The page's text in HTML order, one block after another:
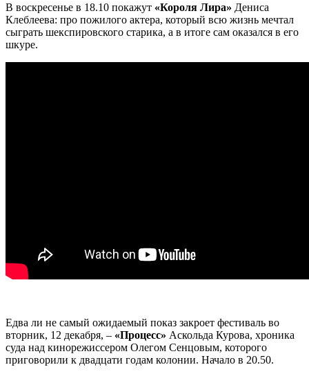
В воскресенье в 18.10 покажут «Короля Лира» Дениса
Клеблеева: про пожилого актера, который всю жизнь мечтал
сыграть шекспировского старика, а в итоге сам оказался в его
шкуре.
Едва ли не самый ожидаемый показ закроет фестиваль во
вторник, 12 декабря, – «Процесс» Аскольда Курова, хроника
суда над кинорежиссером Олегом Сенцовым, которого
приговорили к двадцати годам колонии. Начало в 20.50.